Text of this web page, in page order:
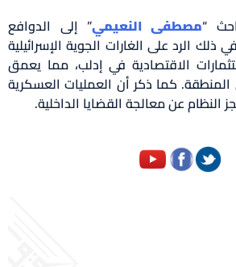
“مصطفى النعيمي” إلى الدوافع
ذلك الرد على الغارات الجوية الإسرائيلية
الاقتصادية في إدلب، مما يعمق
كما ذكر أن العمليات العسكرية
النظام عن معالجة القضايا الداخلية.